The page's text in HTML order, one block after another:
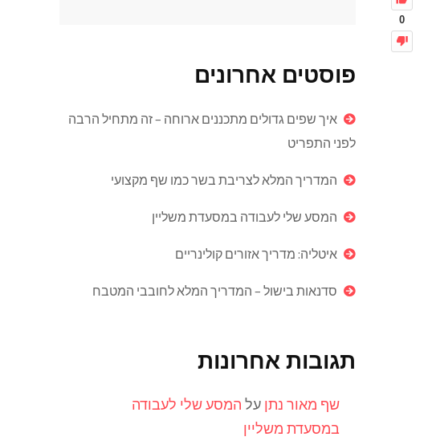
0
פוסטים אחרונים
איך שפים גדולים מתכננים ארוחה – זה מתחיל הרבה
לפני התפריט
המדריך המלא לצריבת בשר כמו שף מקצועי
המסע שלי לעבודה במסעדת משליין
איטליה: מדריך אזורים קולינריים
סדנאות בישול – המדריך המלא לחובבי המטבח
תגובות אחרונות
שף מאור נתן על המסע שלי לעבודה
במסעדת משליין